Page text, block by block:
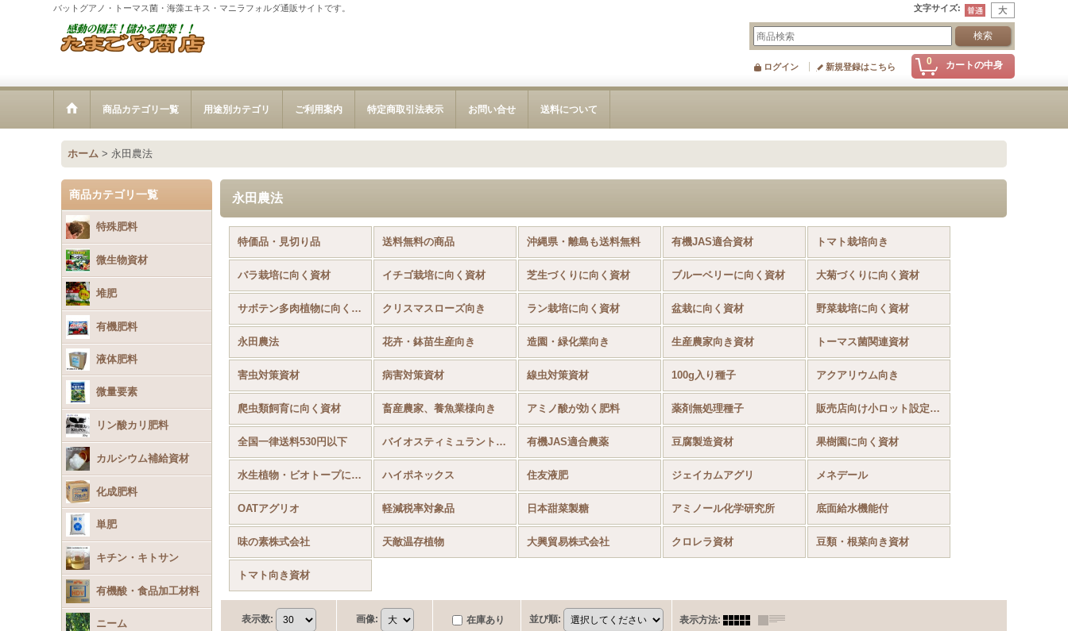
バットグアノ・トーマス菌・海藻エキス・マニラフォルダ通販サイトです。 文字サイズ:
0 カートの中身
ログイン 新規登録はこちら
商品カテゴリ一覧 用途別カテゴリ ご利用案内 特定商取引法表示 お問い合せ 送料について
ホーム > 永田農法
商品カテゴリ一覧
特殊肥料
微生物資材
堆肥
有機肥料
液体肥料
微量要素
リン酸カリ肥料
カルシウム補給資材
化成肥料
単肥
キチン・キトサン
有機酸・食品加工材料
ニーム
永田農法
特価品・見切り品 送料無料の商品 沖縄県・離島も送料無料 有機JAS適合資材 トマト栽培向き
バラ栽培に向く資材 イチゴ栽培に向く資材 芝生づくりに向く資材 ブルーベリーに向く資材 大菊づくりに向く資材
サボテン多肉植物に向く資材 クリスマスローズ向き ラン栽培に向く資材 盆栽に向く資材 野菜栽培に向く資材
永田農法 花卉・鉢苗生産向き 造園・緑化業向き 生産農家向き資材 トーマス菌関連資材
害虫対策資材 病害対策資材 線虫対策資材 100g入り種子 アクアリウム向き
爬虫類飼育に向く資材 畜産農家、養魚業様向き アミノ酸が効く肥料 薬剤無処理種子 販売店向け小ロット設定あり
全国一律送料530円以下 バイオスティミュラント資材 有機JAS適合農薬 豆腐製造資材 果樹園に向く資材
水生植物・ビオトープに向く資材 ハイポネックス 住友液肥 ジェイカムアグリ メネデール
OATアグリオ 軽減税率対象品 日本甜菜製糖 アミノール化学研究所 底面給水機能付
味の素株式会社 天敵温存植物 大興貿易株式会社 クロレラ資材 豆類・根菜向き資材
トマト向き資材
表示数: 画像: 在庫あり 並び順: 表示方法: